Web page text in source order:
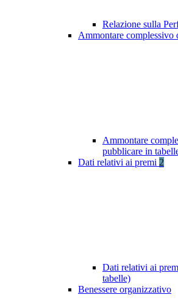
Relazione sulla
Ammontare complessivo
Ammontare
pubblicare in
Dati relativi ai premi 2
Dati relativi ai
tabelle)
Benessere organizzativo